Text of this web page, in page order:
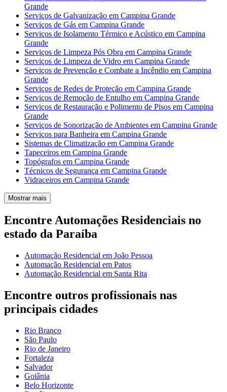
Grande
Serviços de Galvanização em Campina Grande
Serviços de Gás em Campina Grande
Serviços de Isolamento Térmico e Acústico em Campina
Grande
Serviços de Limpeza Pós Obra em Campina Grande
Serviços de Limpeza de Vidro em Campina Grande
Serviços de Prevenção e Combate a Incêndio em Campina
Grande
Serviços de Redes de Proteção em Campina Grande
Serviços de Remoção de Entulho em Campina Grande
Serviços de Restauração e Polimento de Pisos em Campina
Grande
Serviços de Sonorização de Ambientes em Campina Grande
Serviços para Banheira em Campina Grande
Sistemas de Climatização em Campina Grande
Tapeceiros em Campina Grande
Topógrafos em Campina Grande
Técnicos de Segurança em Campina Grande
Vidraceiros em Campina Grande
Mostrar mais
Encontre Automações Residenciais no
estado da Paraíba
Automação Residencial em João Pessoa
Automação Residencial em Patos
Automação Residencial em Santa Rita
Encontre outros profissionais nas
principais cidades
Rio Branco
São Paulo
Rio de Janeiro
Fortaleza
Salvador
Goiânia
Belo Horizonte